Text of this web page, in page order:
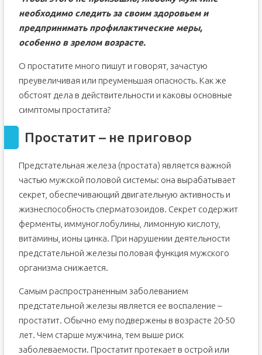
необходимо следить за своим здоровьем и
предпринимать профилактические меры,
особенно в зрелом возрасте.
О простатите много пишут и говорят, зачастую
преувеличивая или преуменьшая опасность. Как же
обстоят дела в действительности и каковы основные
симптомы простатита?
Простатит – не приговор
Предстательная железа (простата) является важной
частью мужской половой системы: она вырабатывает
секрет, обеспечивающий двигательную активность и
жизнеспособность сперматозоидов. Секрет содержит
ферменты, иммуноглобулины, лимонную кислоту,
витамины, ионы цинка. При нарушении деятельности
предстательной железы половая функция мужского
организма снижается.
Самым распространенным заболеванием
предстательной железы является ее воспаление –
простатит. Обычно ему подвержены в возрасте 20-50
лет. Чем старше мужчина, тем выше риск
заболеваемости. Простатит протекает в острой или